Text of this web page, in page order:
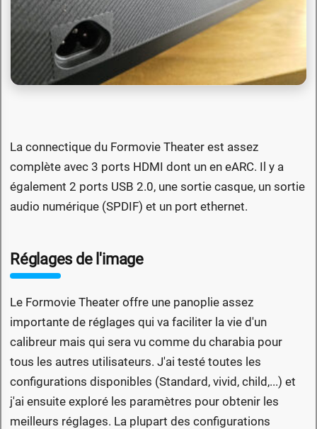
La connectique du Formovie Theater est assez
complète avec 3 ports HDMI dont un en eARC. Il y a
également 2 ports USB 2.0, une sortie casque, un sortie
audio numérique (SPDIF) et un port ethernet.
Réglages de l'image
Le Formovie Theater offre une panoplie assez
importante de réglages qui va faciliter la vie d'un
calibreur mais qui sera vu comme du charabia pour
tous les autres utilisateurs. J'ai testé toutes les
configurations disponibles (Standard, vivid, child,...) et
j'ai ensuite exploré les paramètres pour obtenir les
meilleurs réglages. La plupart des configurations